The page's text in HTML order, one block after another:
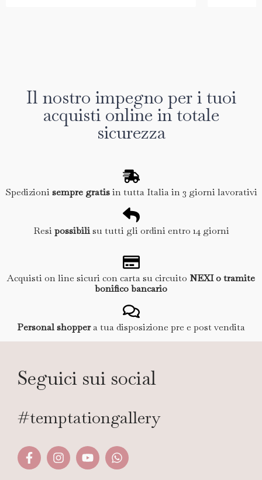
Il nostro impegno per i tuoi
acquisti online in totale
sicurezza
Spedizionisempre gratisin tutta Italia in 3 giorni lavorativi
Resipossibilisu tutti gli ordini entro 14 giorni
Acquisti on line sicuri con carta su circuito NEXI o tramite
bonifico bancario
Personal shoppera tua disposizione pre e post vendita
Seguici sui social
#temptationgallery